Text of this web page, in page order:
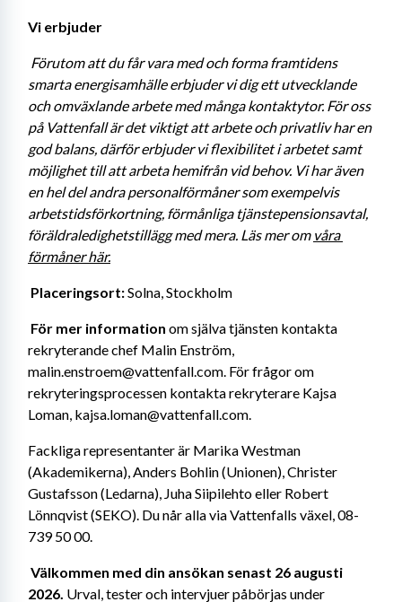
Vi erbjuder
Förutom att du får vara med och forma framtidens
smarta energisamhälle erbjuder vi dig ett utvecklande
och omväxlande arbete med många kontaktytor. För oss
på Vattenfall är det viktigt att arbete och privatliv har en
god balans, därför erbjuder vi flexibilitet i arbetet samt
möjlighet till att arbeta hemifrån vid behov. Vi har även
en hel del andra personalförmåner som exempelvis
arbetstidsförkortning, förmånliga tjänstepensionsavtal,
föräldraledighetstillägg med mera. Läs mer om våra
förmåner här.
Placeringsort: Solna, Stockholm
För mer information om själva tjänsten kontakta
rekryterande chef Malin Enström,
malin.enstroem@vattenfall.com. För frågor om
rekryteringsprocessen kontakta rekryterare Kajsa
Loman, kajsa.loman@vattenfall.com.
Fackliga representanter är Marika Westman
(Akademikerna), Anders Bohlin (Unionen), Christer
Gustafsson (Ledarna), Juha Siipilehto eller Robert
Lönnqvist (SEKO). Du når alla via Vattenfalls växel, 08-
739 50 00.
Välkommen med din ansökan senast 26 augusti
2026. Urval, tester och intervjuer påbörjas under